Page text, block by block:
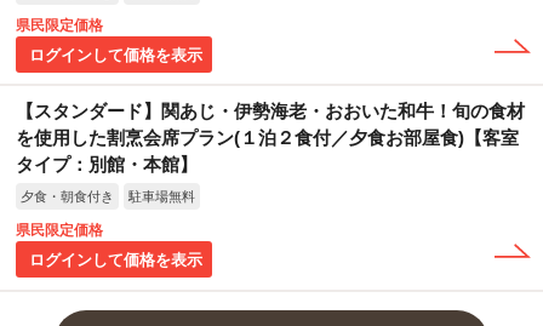
県民限定価格
ログインして価格を表示
【スタンダード】関あじ・伊勢海老・おおいた和牛！旬の食材
を使用した割烹会席プラン(１泊２食付／夕食お部屋食)【客室
タイプ：別館・本館】
夕食・朝食付き 駐車場無料
県民限定価格
ログインして価格を表示